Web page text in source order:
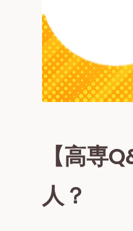
【高専
人？